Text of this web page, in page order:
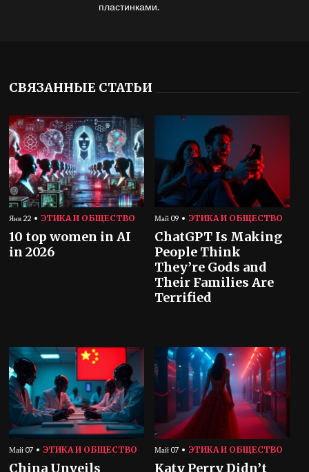
пластинками.
СВЯЗАННЫЕ СТАТЬИ
Янв 22 ЭТИКА И ОБЩЕСТВО
10 top women in AI
in 2026
Май 09 ЭТИКА И ОБЩЕСТВО
ChatGPT Is Making
People Think
They’re Gods and
Their Families Are
Terrified
Май 07 ЭТИКА И ОБЩЕСТВО
China Unveils
Май 07 ЭТИКА И ОБЩЕСТВО
Katy Perry Didn’t